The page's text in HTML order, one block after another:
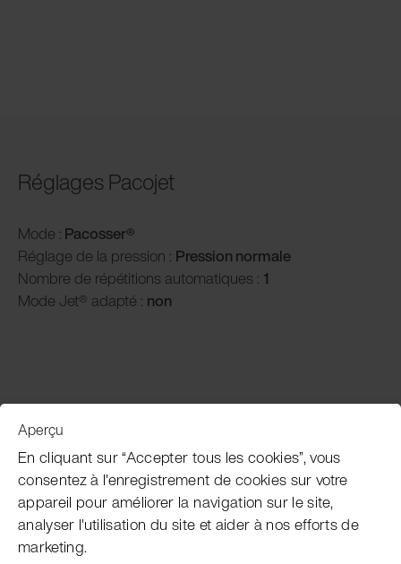
Réglages Pacojet
Mode : Pacosser®
Réglage de la pression : Pression normale
Nombre de répétitions automatiques : 1
Mode Jet® adapté : non
Service clientèle
Subscribe Pacojet Newsletter
Would you like to be regularly updated on news, event
Aperçu
En cliquant sur “Accepter tous les cookies”, vous
consentez à l'enregistrement de cookies sur votre
appareil pour améliorer la navigation sur le site,
analyser l'utilisation du site et aider à nos efforts de
marketing.